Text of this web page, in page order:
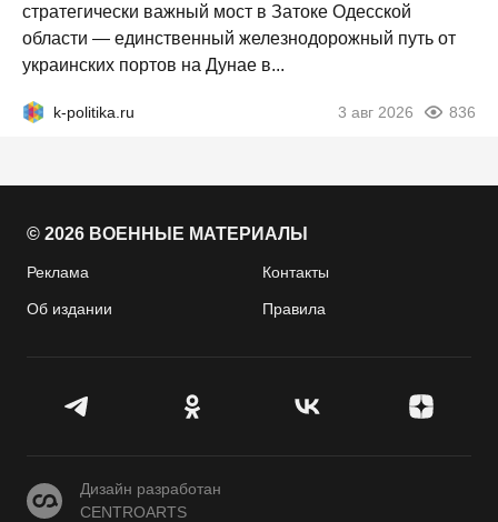
стратегически важный мост в Затоке Одесской
области — единственный железнодорожный путь от
украинских портов на Дунае в...
k-politika.ru 3 авг 2026 836
© 2026 ВОЕННЫЕ МАТЕРИАЛЫ
Реклама Контакты
Об издании Правила
CENTROARTS